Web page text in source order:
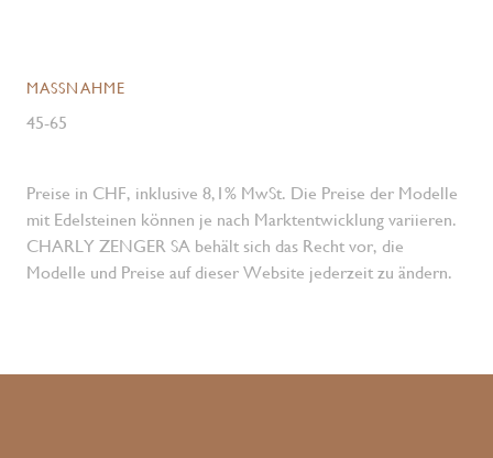
MASSNAHME
45-65
Preise in CHF, inklusive 8,1% MwSt. Die Preise der Modelle
mit Edelsteinen können je nach Marktentwicklung variieren.
CHARLY ZENGER SA behält sich das Recht vor, die
Modelle und Preise auf dieser Website jederzeit zu ändern.